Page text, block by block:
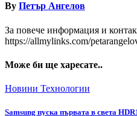
By Петър Ангелов
За повече информация и
https://allmylinks.com/
Може би ще харесате..
Новини Технологии
Samsung пуска първата в света